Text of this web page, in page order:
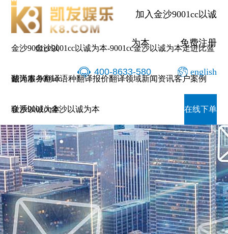
加入金沙9001cc以诚
为本 免费注册
400-8633-580 english
金沙9001cc以
诚为本-9001cc
金沙以诚为本
金沙9001cc以诚为本-9001cc金沙以诚为本走进比蓝
翻译服务翻译语种翻译报价翻译领域新闻资讯客户案例
联系9001cc金沙以诚为本 在线下单